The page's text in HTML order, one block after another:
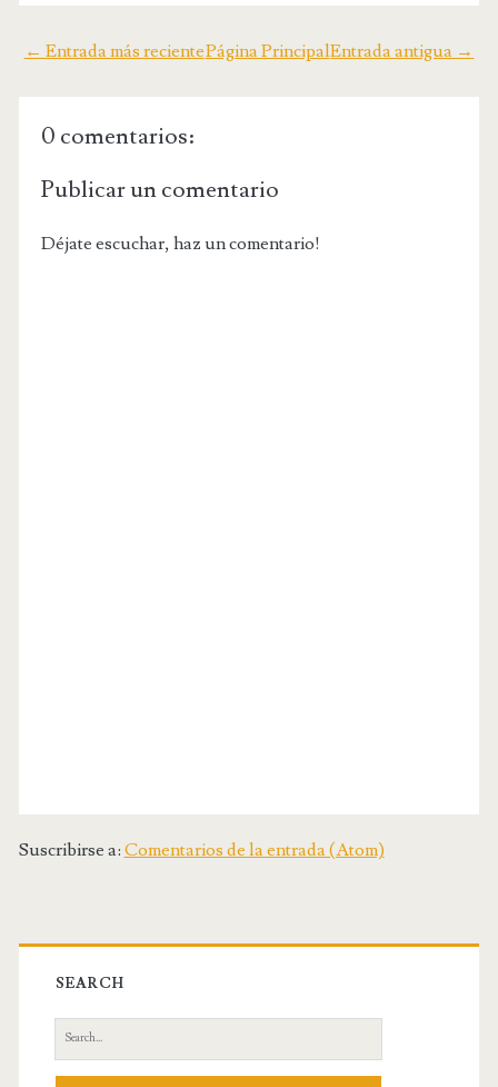
← Entrada más reciente Entrada antigua →
Página Principal
0 comentarios:
Publicar un comentario
Déjate escuchar, haz un comentario!
Suscribirse a: Comentarios de la entrada (Atom)
SEARCH
e